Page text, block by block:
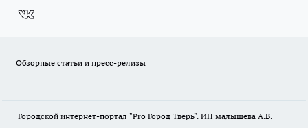
Обзорные статьи и пресс-релизы
Городской интернет-портал "Pro Город Тверь". ИП малышева А.В.